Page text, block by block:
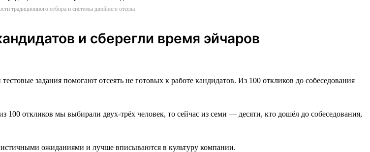
традиционного отбора и системы двойного отсева
и сберегли время эйчаров
задания помогают отсеять не готовых к работе кандидатов. Из 100 откликов до собеседования
100 откликов мы выбирали двух-трёх человек, то сейчас из семи — десяти, кто дошёл до собеседования,
ожиданиями и лучше вписываются в культуру компании.